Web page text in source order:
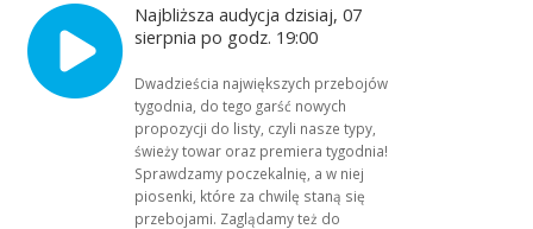
Najbliższa audycja dzisiaj, 07
sierpnia po godz. 19:00
Dwadzieścia największych przebojów
tygodnia, do tego garść nowych
propozycji do listy, czyli nasze typy,
świeży towar oraz premiera tygodnia!
Sprawdzamy poczekalnię, a w niej
piosenki, które za chwilę staną się
przebojami. Zaglądamy też do